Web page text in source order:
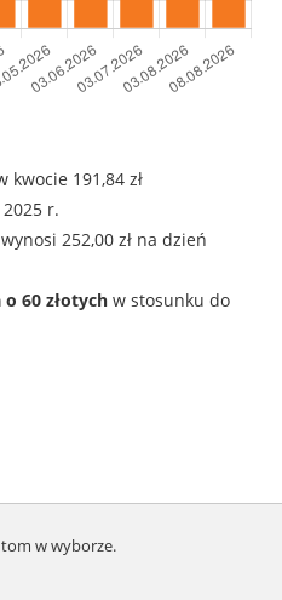
191,84 zł
r.
252,00 zł na dzień
o 60 złotych w stosunku do
w wyborze.